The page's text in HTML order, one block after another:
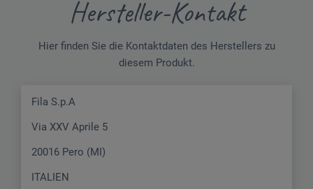
Hersteller-Kontakt
Hier finden Sie die Kontaktdaten des Herstellers zu
diesem Produkt.
Fila S.p.A
Via XXV Aprile 5
20016 Pero (MI)
ITALIEN